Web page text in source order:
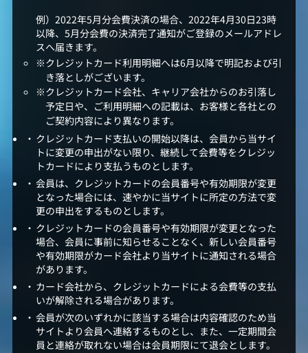
例）2022年5月分会費決済の場合、2022年4月30日23時
以降、5月分会費の決済完了通知がご登録のメールアドレ
スへ届きます。
クレジットカード利用明細へは6月以降で明記および引
き落としがございます。
クレジットカード会社、キャリア会社からのお引落し
予定日や、ご利用明細への記載は、お客様と各社との
ご契約内容により異なります。
クレジットカード支払いの開始以降は、会員から当サイ
トに変更の申出がない限り、継続して会費等をクレジッ
トカードにより支払うものとします。
会員は、クレジットカードの会員番号や有効期限が変更
となった場合には、速やかに当サイトに所定の方法で変
更の申出をするものとします。
クレジットカードの会員番号や有効期限が変更となった
場合、会員に事前に知らせることなく、新しい会員番号
や有効期限がカード会社より当サイトに通知される場合
があります。
カード会社から、クレジットカードによる会費等の支払
いが解除される場合があります。
会員が次のいずれかに該当する場合は内容確認のため当
サイトより会員へ連絡するものとし、また、一定期間会
員と連絡が取れない場合は会員期限にて退会とします。